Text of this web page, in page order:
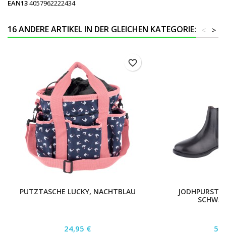
EAN134057962222434
16 ANDERE ARTIKEL IN DER GLEICHEN KATEGORIE: >
<
PUTZTASCHE LUCKY, NACHTBLAU
Preis
24,95 €
favorite_border